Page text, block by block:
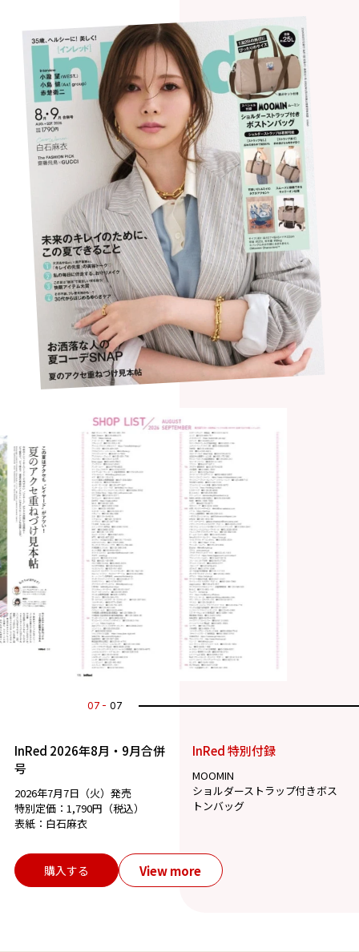
07 07
InRed 2026年8月・9月合併
号
2026年7月7日（火）発売
特別定価：1,790円（税込）
表紙：白石麻衣
InRed 特別付録
MOOMIN
ショルダーストラップ付きボス
トンバッグ
購入する View more